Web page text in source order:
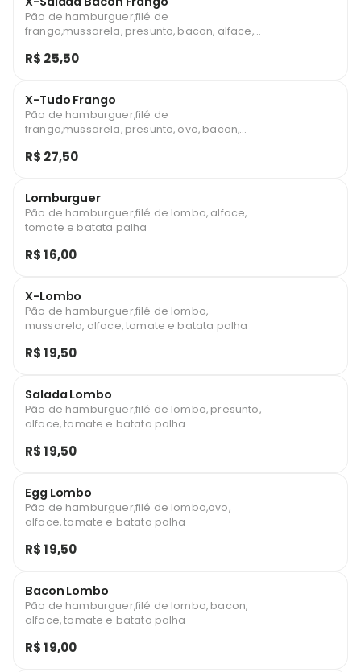
Pão de hamburguer,filé de
frango,mussarela, presunto, bacon, alface,
R$ 25,50
X-Tudo Frango
Pão de hamburguer,filé de
frango,mussarela, presunto, ovo, bacon,
R$ 27,50
Lomburguer
Pão de hamburguer,filé de lombo, alface,
tomate e batata palha
R$ 16,00
X-Lombo
Pão de hamburguer,filé de lombo,
mussarela, alface, tomate e batata palha
R$ 19,50
Salada Lombo
Pão de hamburguer,filé de lombo, presunto,
alface, tomate e batata palha
R$ 19,50
Egg Lombo
Pão de hamburguer,filé de lombo,ovo,
alface, tomate e batata palha
R$ 19,50
Bacon Lombo
Pão de hamburguer,filé de lombo, bacon,
alface, tomate e batata palha
R$ 19,00